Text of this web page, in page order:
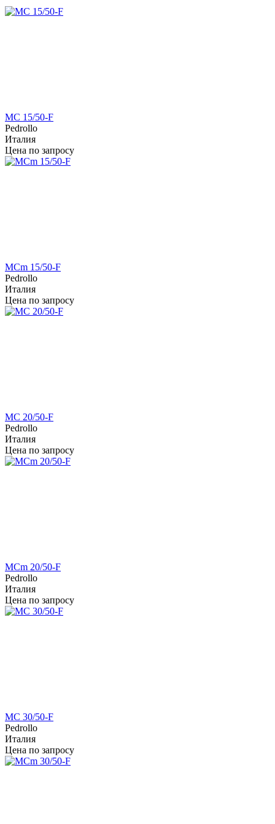
MC 15/50-F
Pedrollo
Италия
Цена по запросу
MCm 15/50-F
Pedrollo
Италия
Цена по запросу
MC 20/50-F
Pedrollo
Италия
Цена по запросу
MCm 20/50-F
Pedrollo
Италия
Цена по запросу
MC 30/50-F
Pedrollo
Италия
Цена по запросу